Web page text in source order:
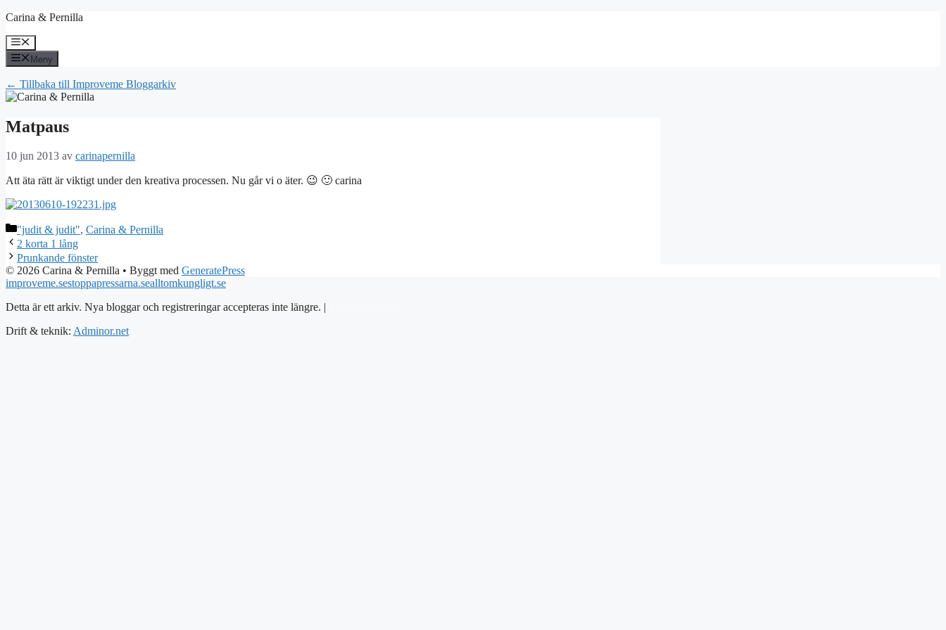
Hoppa
innehåll
Carina & Pernilla
Meny
Meny
← Tillbaka till Improveme Bloggarkiv
Matpaus
10 jun 2013 av carinapernilla
Att äta rätt är viktigt under den kreativa processen. Nu går vi o äter. 😉 🙂 carina
Kategorier
"judit & judit", Carina & Pernilla
2 korta 1 lång
Prunkande fönster
© 2026 Carina & Pernilla • Byggt med GeneratePress
improveme.sestoppapressarna.sealltomkungligt.se
Detta är ett arkiv. Nya bloggar och registreringar accepteras inte längre. |
Drift & teknik: Adminor.net